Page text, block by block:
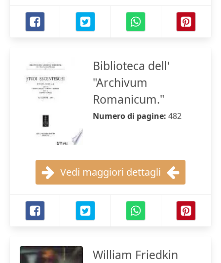
Biblioteca dell'
"Archivum
Romanicum."
Numero di pagine: 482
Vedi maggiori dettagli
William Friedkin